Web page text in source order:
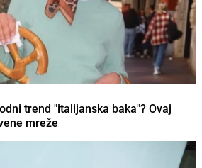
trend "italijanska baka"? Ovaj
mreže